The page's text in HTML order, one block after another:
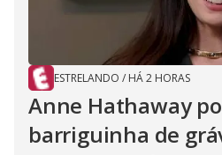
ESTRELANDO / HÁ 2 HORAS
Anne Hathaway
barriguinha de